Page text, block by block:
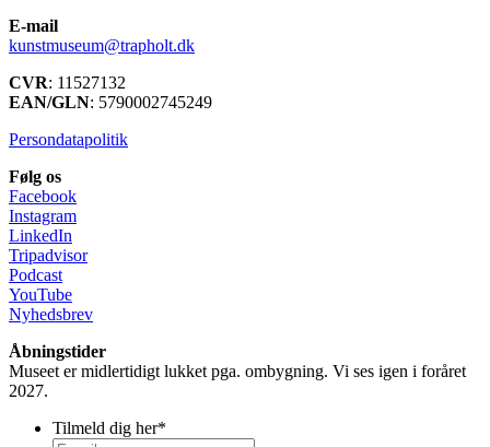
E-mail
kunstmuseum@trapholt.dk
CVR: 11527132
EAN/GLN: 5790002745249
Persondatapolitik
Følg os
Facebook
Instagram
LinkedIn
Tripadvisor
Podcast
YouTube
Nyhedsbrev
Åbningstider
Museet er midlertidigt lukket pga. ombygning. Vi ses igen i foråret
2027.
Tilmeld dig her*